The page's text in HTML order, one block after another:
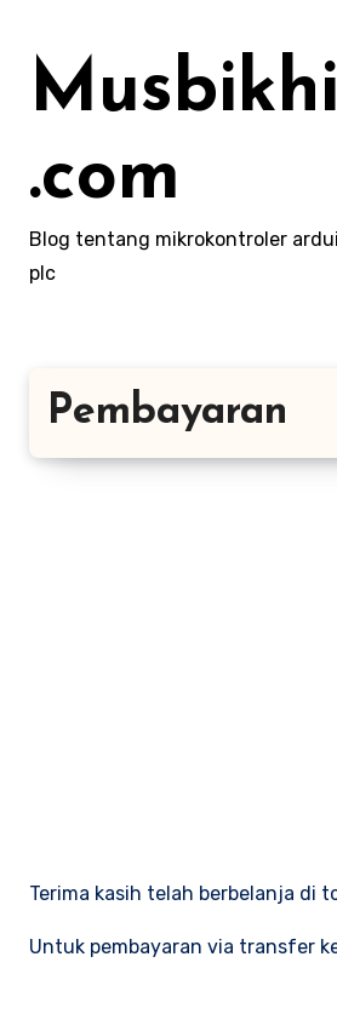
konten
.com
Blog tentang mikrokontroler
plc
Pembayaran
Terima kasih telah berbelanja di
Untuk pembayaran via transfer